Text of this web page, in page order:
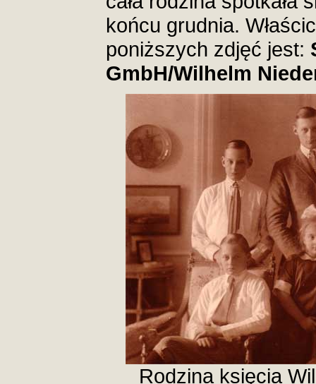
końcu grudnia.
poniższych zdjęć jest:
GmbH/Wilhelm
Rodzina księcia